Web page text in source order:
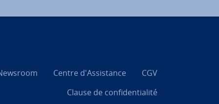
Centre d'As­sis­tance
CGV
Clause de con­fi­den­tia­lité